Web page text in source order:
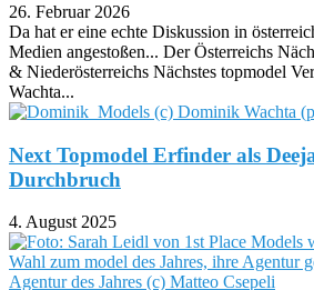
26. Februar 2026
Da hat er eine echte Diskussion in
Medien angestoßen... Der Österreichs
& Niederösterreichs Nächstes topmodel
Wachta...
Next Topmodel Erfinder als
Durchbruch
4. August 2025